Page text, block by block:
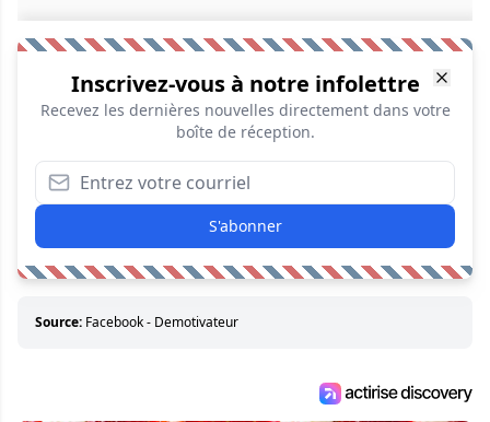
Inscrivez-vous à notre infolettre
Recevez les dernières nouvelles directement dans votre
boîte de réception.
S'abonner
Source: Facebook - Demotivateur